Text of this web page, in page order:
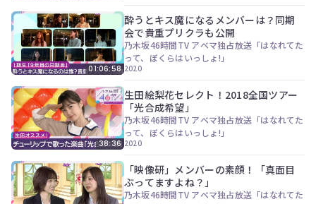
01:06:58
酔うとキス魔になるメンバーは？同期
会で貴重プリクラも公開
乃木坂46時間TV アベマ独占放送「はなれてた
って、ぼくらはいっしょ!」
2020
38:36
生田絵梨花セレクト！2018全国ツアー
「光合成希望」
乃木坂46時間TV アベマ独占放送「はなれてた
って、ぼくらはいっしょ!」
2020
「映像研」メンバーの素顔！「真面目
ぶってますよね？」
乃木坂46時間TV アベマ独占放送「はなれてた